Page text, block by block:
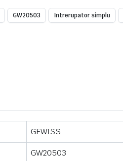
GW20503 Intrerupator simplu
GEWISS
GW20503